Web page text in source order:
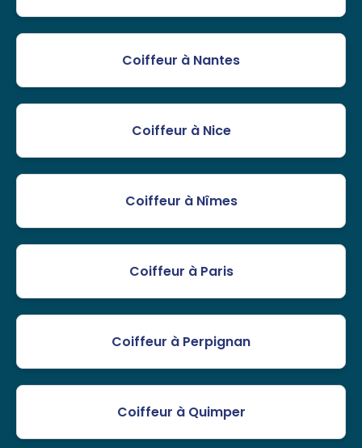
Coiffeur à Nantes
Coiffeur à Nice
Coiffeur à Nîmes
Coiffeur à Paris
Coiffeur à Perpignan
Coiffeur à Quimper